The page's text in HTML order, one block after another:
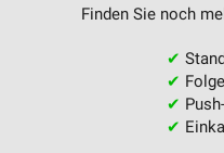
Finden Sie noch
✔
✔
✔
✔